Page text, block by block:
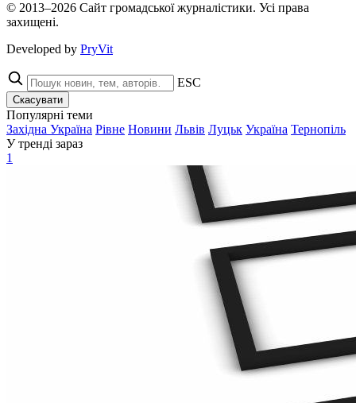
© 2013–2026 Сайт громадської журналістики. Усі права
захищені.
Developed by PryVit
ESC
Скасувати
Популярні теми
Західна Україна Рівне Новини Львів Луцьк Україна Тернопіль
У тренді зараз
1